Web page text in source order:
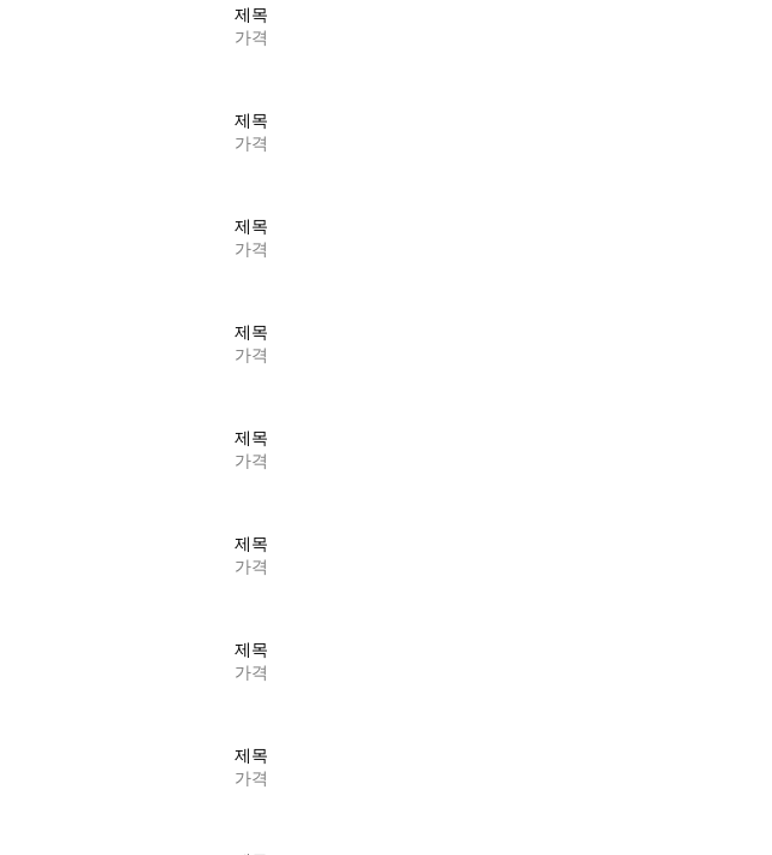
제목
가격
제목
가격
제목
가격
제목
가격
제목
가격
제목
가격
제목
가격
제목
가격